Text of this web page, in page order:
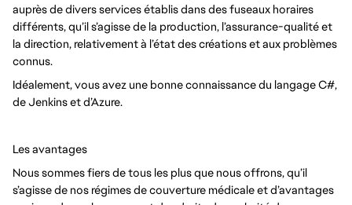
auprès de divers services établis dans des fuseaux horaires
différents, qu’il s’agisse de la production, l’assurance-qualité et
la direction, relativement à l’état des créations et aux problèmes
connus.
Idéalement, vous avez une bonne connaissance du langage C#,
de Jenkins et d’Azure.
Les avantages
Nous sommes fiers de tous les plus que nous offrons, qu’il
s’agisse de nos régimes de couverture médicale et d’avantages